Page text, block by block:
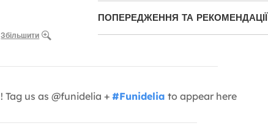
Збільшити
ПОПЕРЕДЖЕННЯ ТА РЕКОМЕНДАЦІЇ
! Tag us as @funidelia + #Funidelia to appear here